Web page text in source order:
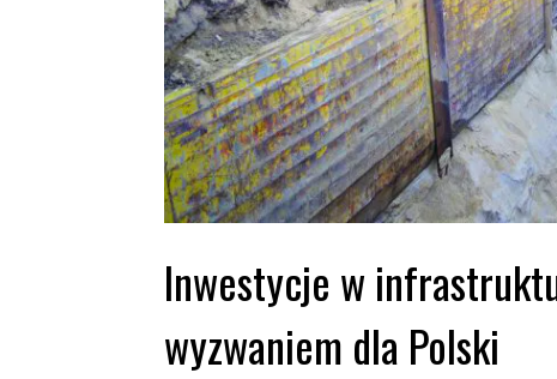
Inwestycje w
wyzwaniem dla Polski